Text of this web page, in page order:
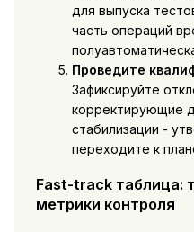
для выпуска
часть операций
Проведите
Зафиксируйте
корректирующие
стабилизации -
переходите к
Fast-track таблица:
метрики контроля